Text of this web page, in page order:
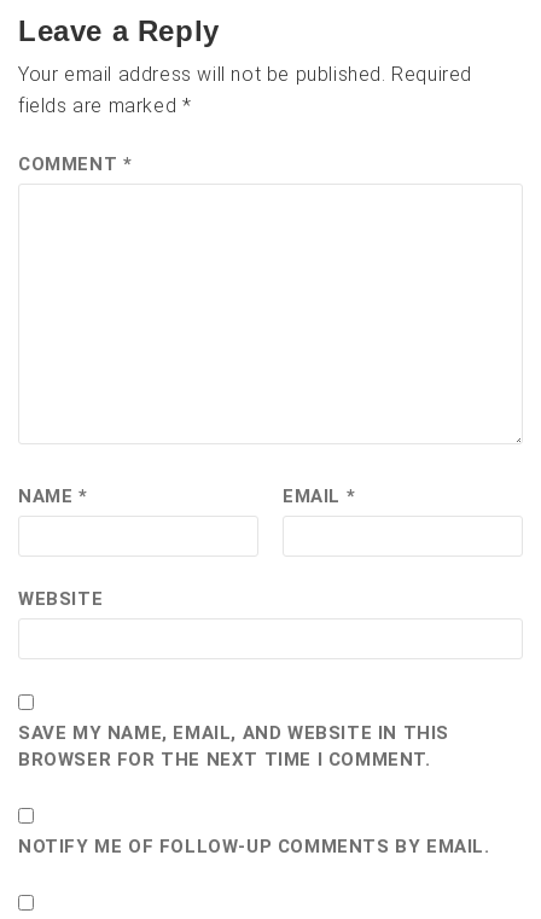
Leave a Reply
Your email address will not be published. Required
fields are marked *
COMMENT *
NAME * EMAIL *
WEBSITE
SAVE MY NAME, EMAIL, AND WEBSITE IN THIS
BROWSER FOR THE NEXT TIME I COMMENT.
NOTIFY ME OF FOLLOW-UP COMMENTS BY EMAIL.